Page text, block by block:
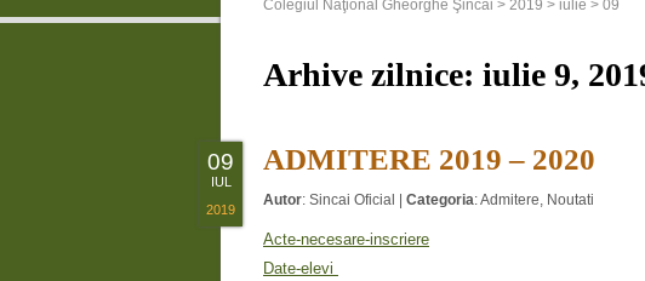
Colegiul Naţional Gheorghe Şincai > 2019 > iulie > 09
Arhive zilnice: iulie 9,
ADMITERE 2019 – 2020
Autor: Sincai Oficial Categoria:Admitere, Noutati
Acte-necesare-inscriere
Date-elevi
09
IUL
2019